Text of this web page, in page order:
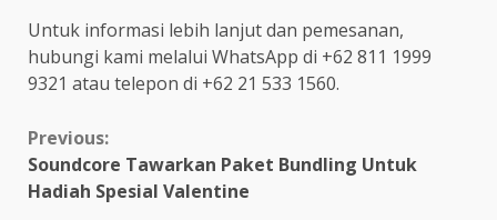
Untuk informasi lebih lanjut dan pemesanan,
hubungi kami melalui WhatsApp di +62 811 1999
9321 atau telepon di +62 21 533 1560.
Continue
Reading
Previous:
Soundcore Tawarkan Paket Bundling Untuk
Hadiah Spesial Valentine